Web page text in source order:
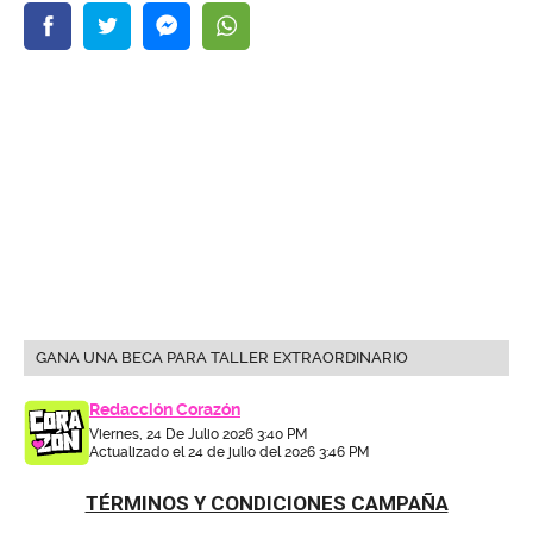
GANA UNA BECA PARA TALLER EXTRAORDINARIO
Redacción Corazón
Viernes, 24 De Julio 2026 3:40 PM
Actualizado el 24 de julio del 2026 3:46 PM
TÉRMINOS Y CONDICIONES CAMPAÑA